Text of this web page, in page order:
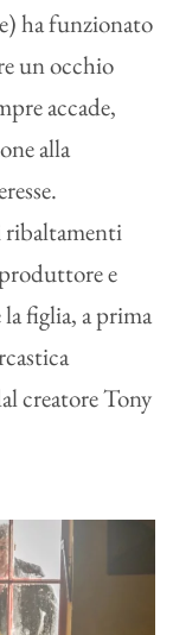
ha funzionato
un occhio
accade,
alla
ribaltamenti
e
figlia, a prima
creatore Tony